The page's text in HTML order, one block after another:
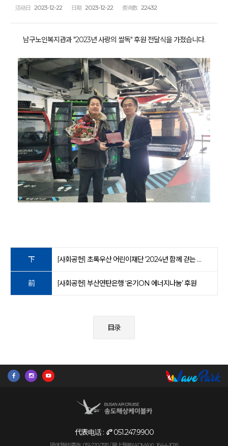
活动日 2023-12-22 日期 2023-12-22 查询数 22432
남구노인복지관과 "2023년 사랑의 쌀독" 후원 전달식을 가졌습니다.
下 [사회공헌] 초록우산 어린이재단 ‘2024년 함께 걷는 등굣길’ 후원
前 [사회공헌] 부산연탄은행 ‘온기ON 에너지나눔’ 후원
目录
代表电话 : 051.247.9900